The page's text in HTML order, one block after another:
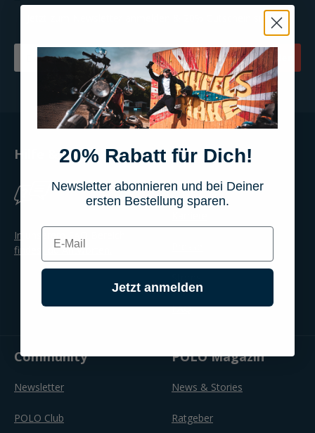
Jetzt zum Newsletter anmelden & 20% Gutschein sichern!
Email
Jetzt anmelden
Hilfe & Kontakt
In unserem FAQ Bereich
findest du Antworten.
Über POLO
Unternehmen
FAQ
Community
Newsletter
POLO Club
POLO Magazin
News & Stories
Ratgeber
20% Rabatt für Dich!
Newsletter abonnieren und bei Deiner
ersten Bestellung sparen.
E-mail
Jetzt anmelden